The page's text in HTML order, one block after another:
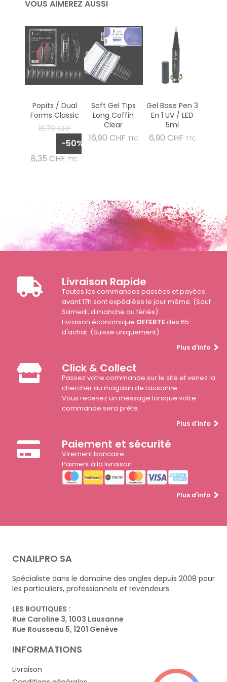
VOUS AIMEREZ AUSSI
Popits / Dual
Forms Classic
Prix
16,70 CHF
-50%
8,35 CHF Prix
TTC
Soft Gel Tips
Long Coffin
Clear
16,90 CHF Prix
TTC
Gel Base Pen 3
En 1 UV / LED
5ml
6,90 CHF Prix
TTC
Livraison Rapide
Toutes les commandes passées et payées
avant 17h sont expédiées le jour même. (Sauf
Samedi, dimanche ou fériés)
Livraison économique OFFERTEdès 65.-
d'achat. (Suisse uniquement)
Plus d'info
Click & Collect
Passez votre commande sur le site et venez la
chercher au magasin de Lausanne.
Vous recevez un message lorsque votre
commande sera prête.
Plus d'info
Paiement et sécurité
Virement bancaire.
Paiment à la livraison
Plus d'info
CNAILPRO SA
Spécialiste dans le domaine des ongles depuis 2008 pour
les particuliers, professionnels et revendeurs.
LES BOUTIQUES :
Rue Caroline 3, 1003 Lausanne
Rue Rousseau 5, 1201 Genève
INFORMATIONS
Livraison